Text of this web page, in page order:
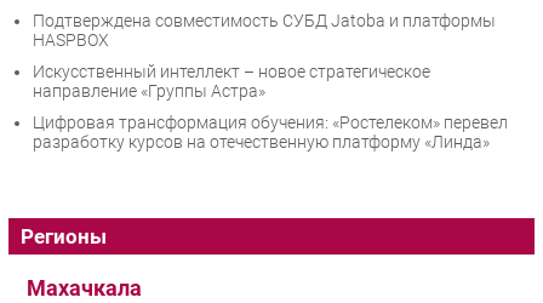
Подтверждена совместимость СУБД Jatoba и платформы
HASPBOX
Искусственный интеллект – новое стратегическое
направление «Группы Астра»
Цифровая трансформация обучения: «Ростелеком» перевел
разработку курсов на отечественную платформу «Линда»
Регионы
Махачкала